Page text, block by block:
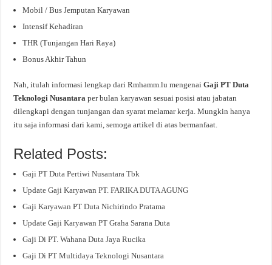
Mobil / Bus Jemputan Karyawan
Intensif Kehadiran
THR (Tunjangan Hari Raya)
Bonus Akhir Tahun
Nah, itulah informasi lengkap dari Rmhamm.lu mengenaiGaji PT Duta
Teknologi Nusantaraper bulan karyawan sesuai posisi atau jabatan
dilengkapi dengan tunjangan dan syarat melamar kerja. Mungkin hanya
itu saja informasi dari kami, semoga artikel di atas bermanfaat.
Related Posts:
Gaji PT Duta Pertiwi Nusantara Tbk
Update Gaji Karyawan PT. FARIKA DUTA AGUNG
Gaji Karyawan PT Duta Nichirindo Pratama
Update Gaji Karyawan PT Graha Sarana Duta
Gaji Di PT. Wahana Duta Jaya Rucika
Gaji Di PT Multidaya Teknologi Nusantara